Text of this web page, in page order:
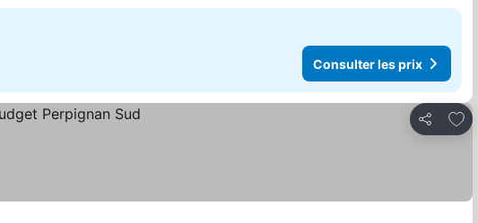
Consulter les prix
Partager